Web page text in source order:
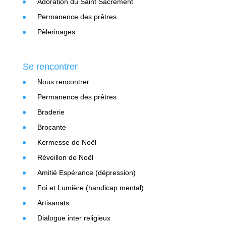
Permanence des prêtres
Pèlerinages
Se rencontrer
Nous rencontrer
Permanence des prêtres
Braderie
Brocante
Kermesse de Noël
Réveillon de Noël
Amitié Espérance (dépression)
Foi et Lumière (handicap mental)
Artisanats
Dialogue inter religieux